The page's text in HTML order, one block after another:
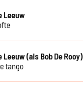
Leeuw
Leeuw (als Bob De Rooy)
tango